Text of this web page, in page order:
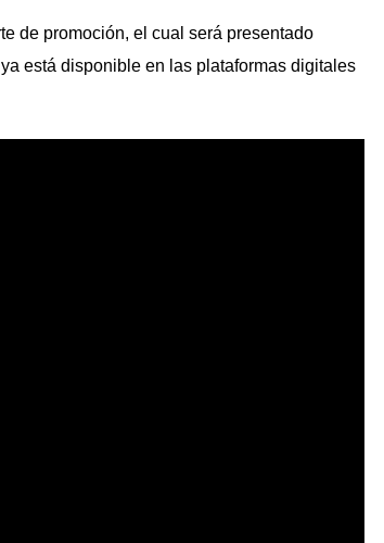
de promoción, el cual será presentado
está disponible en las plataformas digitales